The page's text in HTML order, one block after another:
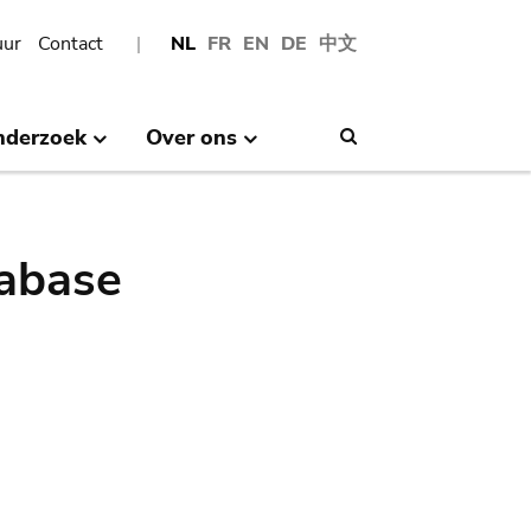
NL FR EN DE 中文
Contact
Over ons